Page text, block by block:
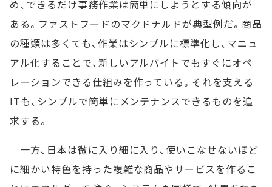
め、できるだけ事務作業は簡単にしようとする傾向が
ある。ファストフードのマクドナルドが典型例だ。商品
の種類は多くても、作業はシンプルに標準化し、マニュ
アル化することで、新しいアルバイトでもすぐにオペ
レーションできる仕組みを作っている。それを支える
ITも、シンプルで簡単にメンテナンスできるものを追
求する。
一方、日本は微に入り細に入り、使いこなせないほど
に細かい特色を持った複雑な商品やサービスを作るこ